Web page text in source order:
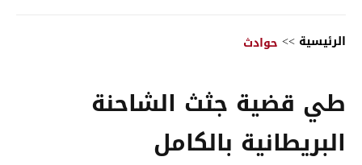
الرئيسية >> حوادث
طي قضية جثث الشاحنة
البريطانية بالكامل